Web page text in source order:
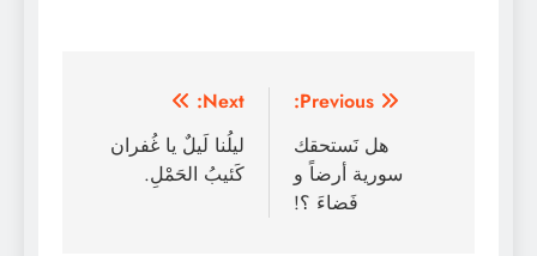
تصفّح
المقالات
Previous:
هل نَستحقك
سورية أرضاً و
فَضاءَ ؟!
Next:
ليلُنا لَيلٌ يا غُفران
كَئيبُ الحَمْلِ.